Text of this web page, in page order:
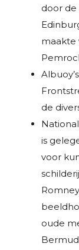
door de
maakte
de
is
voor
oude